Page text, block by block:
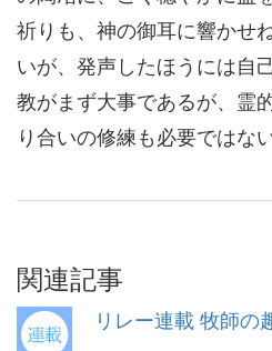
祈りも、神の御耳に響かせ
いが、発声したほうには自
教がまず大事であるが、霊
り合いの修練も必要ではな
関連記事
リレー連載 牧師の